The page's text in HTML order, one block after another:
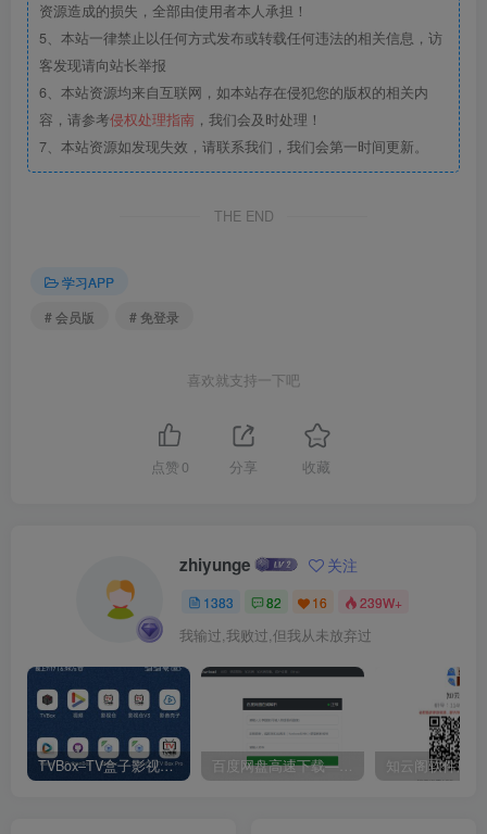
资源造成的损失，全部由使用者本人承担！
5、本站一律禁止以任何方式发布或转载任何违法的相关信息，访
客发现请向站长举报
6、本站资源均来自互联网，如本站存在侵犯您的版权的相关内
容，请参考侵权处理指南 ，我们会及时处理！
7、本站资源如发现失效，请联系我们，我们会第一时间更新。
THE END
学习APP
# 会员版
# 免登录
喜欢就支持一下吧
点赞 0 分享 收藏
zhiyunge 关注
1383 82 16 239W+
我输过,我败过,但我从未放弃过
TVBox–TV盒子影视神器【附视频源和下载地址】【附自带源软件】 百度网盘高速下载——解析站点汇总